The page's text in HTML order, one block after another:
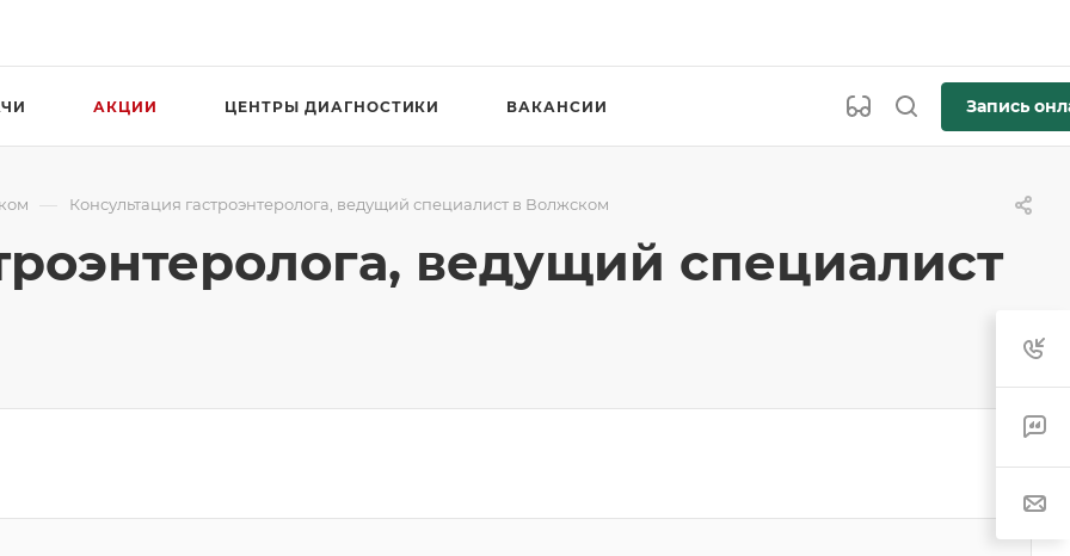
АКЦИИ ЦЕНТРЫ ДИАГНОСТИКИ ВАКАНСИИ Запись
— Консультация гастроэнтеролога, ведущий специалист в Волжском
ведущий специалист